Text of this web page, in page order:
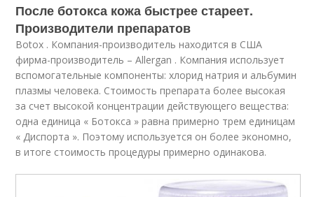
После ботокса кожа быстрее стареет.
Производители препаратов
Botox . Компания-производитель находится в США
фирма-производитель – Allergan . Компания использует
вспомогательные компоненты: хлорид натрия и альбумин
плазмы человека. Стоимость препарата более высокая
за счет высокой концентрации действующего вещества:
одна единица « Ботокса » равна примерно трем единицам
« Диспорта ». Поэтому используется он более экономно,
в итоге стоимость процедуры примерно одинакова.